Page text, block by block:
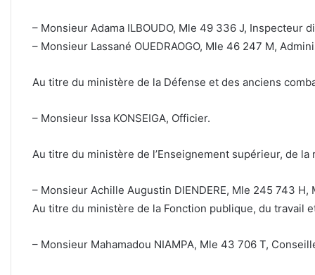
– Monsieur Adama ILBOUDO, Mle 49 336 J, Inspecteur
– Monsieur Lassané OUEDRAOGO, Mle 46 247 M,
Au titre du ministère de la Défense et des anciens
– Monsieur Issa KONSEIGA, Officier.
Au titre du ministère de l’Enseignement supérieur, de la
– Monsieur Achille Augustin DIENDERE, Mle 245 743
Au titre du ministère de la Fonction publique, du travail
– Monsieur Mahamadou NIAMPA, Mle 43 706 T,